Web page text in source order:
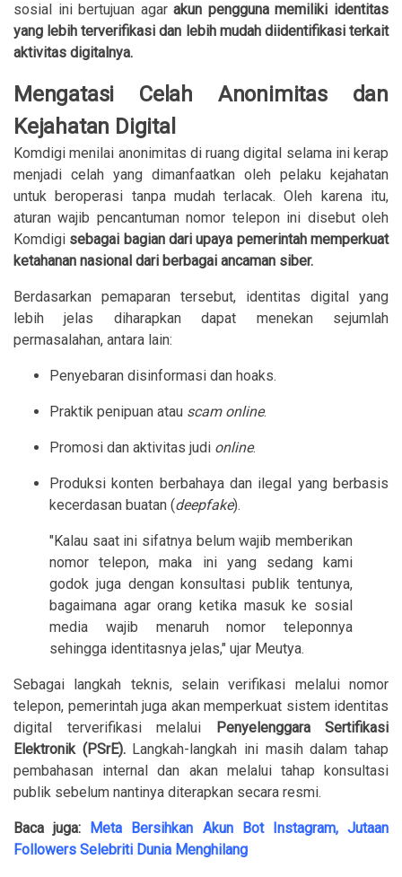
sosial ini bertujuan agarakun pengguna memiliki identitas
yang lebih terverifikasi dan lebih mudah diidentifikasi terkait
aktivitas digitalnya.
Mengatasi Celah Anonimitas dan
Kejahatan Digital
Komdigi menilai anonimitas di ruang digital selama ini kerap
menjadi celah yang dimanfaatkan oleh pelaku kejahatan
untuk beroperasi tanpa mudah terlacak. Oleh karena itu,
aturan wajib pencantuman nomor telepon ini disebut oleh
Komdigi sebagai bagian dari upaya pemerintah memperkuat
ketahanan nasional dari berbagai ancaman siber.
Berdasarkan pemaparan tersebut, identitas digital yang
lebih jelas diharapkan dapat menekan sejumlah
permasalahan, antara lain:
Penyebaran disinformasi dan hoaks.
Praktik penipuan atau scam online.
Promosi dan aktivitas judi online.
Produksi konten berbahaya dan ilegal yang berbasis
kecerdasan buatan (deepfake).
"Kalau saat ini sifatnya belum wajib memberikan
nomor telepon, maka ini yang sedang kami
godok juga dengan konsultasi publik tentunya,
bagaimana agar orang ketika masuk ke sosial
media wajib menaruh nomor teleponnya
sehingga identitasnya jelas," ujar Meutya.
Sebagai langkah teknis, selain verifikasi melalui nomor
telepon, pemerintah juga akan memperkuat sistem identitas
digital terverifikasi melalui
Penyelenggara Sertifikasi
Elektronik (PSrE).Langkah-langkah ini masih dalam tahap
pembahasan internal dan akan melalui tahap konsultasi
publik sebelum nantinya diterapkan secara resmi.
Baca juga:
Meta Bersihkan Akun Bot Instagram, Jutaan
Followers Selebriti Dunia Menghilang